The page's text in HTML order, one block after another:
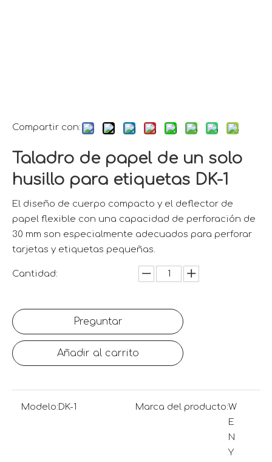
Compartir con:
Taladro de papel de un solo
husillo para etiquetas DK-1
El diseño de cuerpo compacto y el deflector de
papel flexible con una capacidad de perforación de
30 mm son especialmente adecuados para perforar
tarjetas y etiquetas pequeñas.
Cantidad:
Preguntar
Añadir al carrito
Modelo:DK-1 Marca del producto:W
E
N
Y